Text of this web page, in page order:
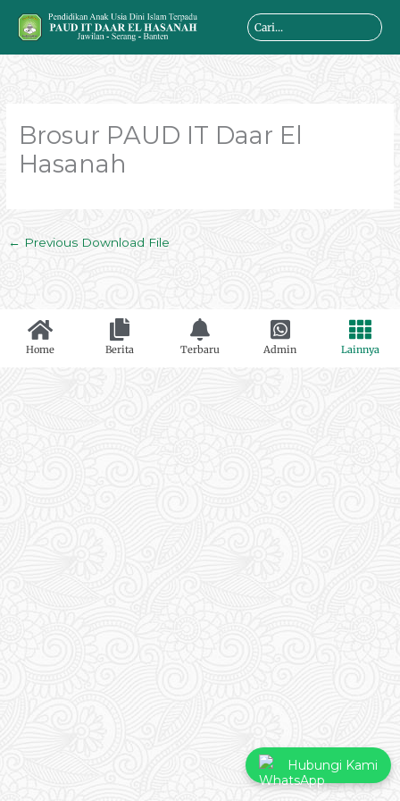
content
Search
Brosur PAUD IT Daar El
Hasanah
← Previous Download File
Home Berita Terbaru Admin Lainnya
Hubungi Kami